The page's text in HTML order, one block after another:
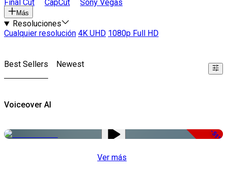
Final Cut CapCut Sony Vegas
Más
Resoluciones
Cualquier resolución 4K UHD 1080p Full HD
Best Sellers Newest
Voiceover AI
-51%
Ver más